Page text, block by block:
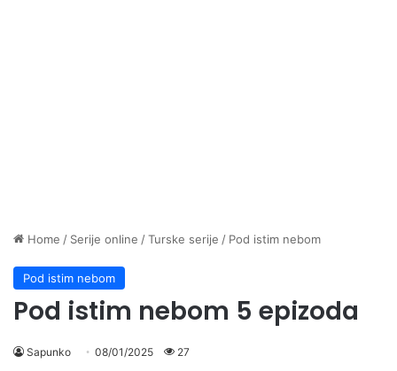
Home / Serije online /Turske serije / Pod istim nebom
Pod istim nebom
Pod istim nebom 5 epizoda
Sapunko 08/01/2025 27